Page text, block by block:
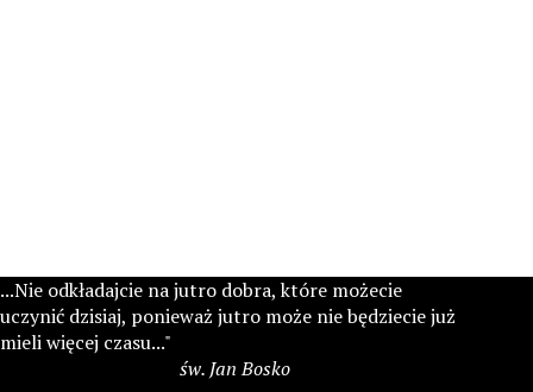
...Nie odkładajcie na jutro dobra, które możecie
uczynić dzisiaj, ponieważ jutro może nie będziecie już
mieli więcej czasu..."
św. Jan Bosko